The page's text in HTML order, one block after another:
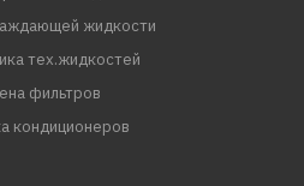
жидкости
тех.жидкостей
фильтров
кондиционеров